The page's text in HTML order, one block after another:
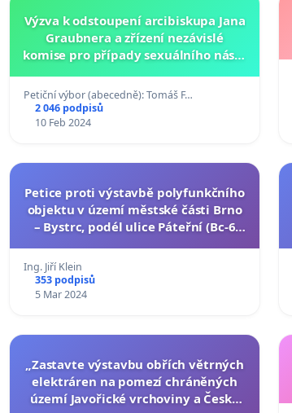
Výzva k odstoupení arcibiskupa Jana
Graubnera a zřízení nezávislé
komise pro případy sexuálního násilí
Petiční výbor (abecedně): Tomáš F…
2 046 podpisů
10 Feb 2024
Petice proti výstavbě polyfunkčního
objektu v území městské části Brno
– Bystrc, podél ulice Páteřní (Bc-6
Ing. Jiří Klein
353 podpisů
5 Mar 2024
„Zastavte výstavbu obřích větrných
elektráren na pomezí chráněných
území Javořické vrchoviny a České